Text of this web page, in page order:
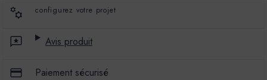
configurez votre projet
Avis produit
Paiement sécurisé